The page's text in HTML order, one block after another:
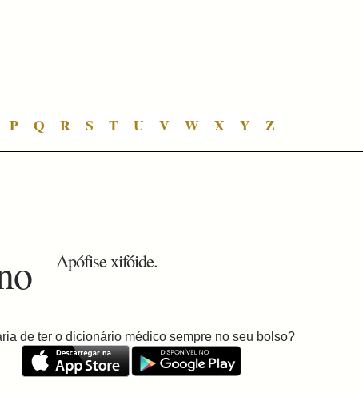
P Q R S T U V W X Y Z
Apófise xifóide.
de ter o dicionário médico sempre no seu bolso?